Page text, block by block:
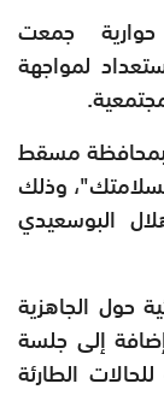
جمعت
لمواجهة
بمحافظة مسقط
لسلامتك"، وذلك
البوسعيدي
3 عروض مرئية حول الجاهزية
إلى جلسة
الطارئة